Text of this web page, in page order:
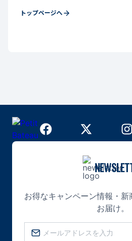
トップページへ
お得なキャンペーン情報・新
お届け。